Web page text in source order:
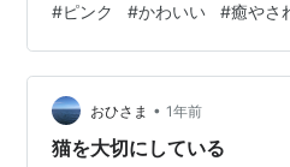
て、この4本のボトルの中に気
いボトルがあれば 自分に使い
ていくことができるのもオー
のボトルもいい香りで、心地
#ピンク #かわいい #癒やさ
おひさま • 1年前
猫を大切にしている